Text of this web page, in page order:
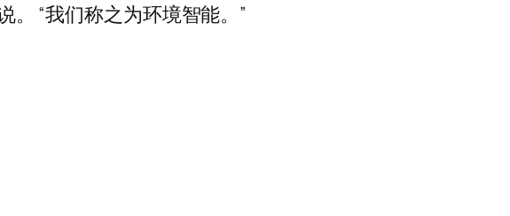
“我们称之为环境智能。”